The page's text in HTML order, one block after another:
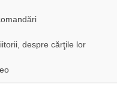
despre cărţile lor